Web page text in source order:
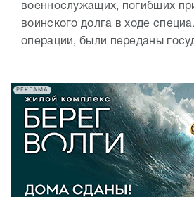
военнослужащих, погибших
воинского долга в ходе
операции, были переданы
РЕКЛАМА